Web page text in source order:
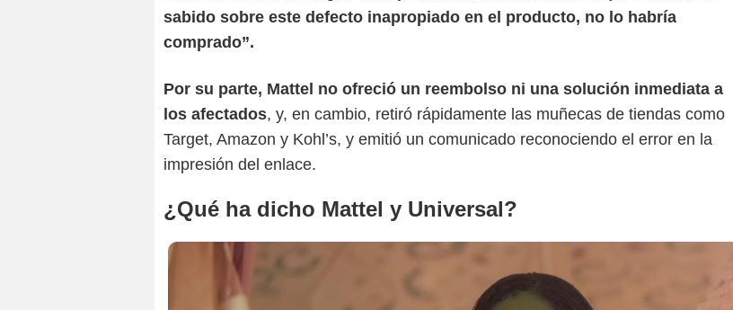
sabido sobre este defecto inapropiado en el producto, no lo habría
comprado”.
Por su parte, Mattel no ofreció un reembolso ni una solución inmediata a
los afectados, y, en cambio, retiró rápidamente las muñecas de tiendas como
Target, Amazon y Kohl’s, y emitió un comunicado reconociendo el error en la
impresión del enlace.
¿Qué ha dicho Mattel y Universal?